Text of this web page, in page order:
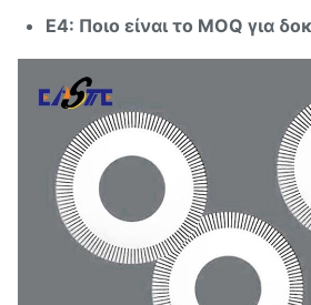
Ε4: Ποιο είναι το MOQ για